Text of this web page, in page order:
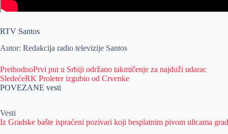
RTV Santos
Autor: Redakcija radio televizije Santos
PrethodnoPrvi put u Srbiji održano takmičenje za najduži udarac
SledećeRK Proleter izgubio od Crvenke
POVEZANE vesti
Vesti
Iz Gradske bašte ispraćeni pozivari koji besplatnim pivom ulicama